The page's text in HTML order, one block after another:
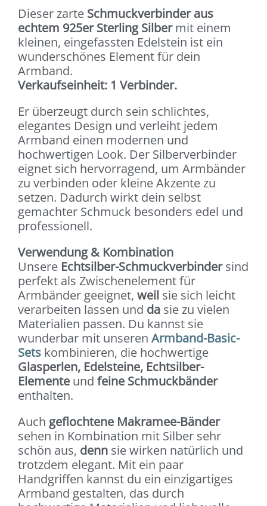
Dieser zarte Schmuckverbinder aus
echtem 925er Sterling Silbermit einem
kleinen, eingefassten Edelstein ist ein
wunderschönes Element für dein
Armband.
Verkaufseinheit: 1 Verbinder.
Er überzeugt durch sein schlichtes,
elegantes Design und verleiht jedem
Armband einen modernen und
hochwertigen Look. Der Silberverbinder
eignet sich hervorragend, um Armbänder
zu verbinden oder kleine Akzente zu
setzen. Dadurch wirkt dein selbst
gemachter Schmuck besonders edel und
professionell.
Verwendung & Kombination
Unsere Echtsilber-Schmuckverbindersind
perfekt als Zwischenelement für
Armbänder geeignet, weil sie sich leicht
verarbeiten lassen und da sie zu vielen
Materialien passen. Du kannst sie
wunderbar mit unseren Armband-Basic-
Sets kombinieren, die hochwertige
Glasperlen, Edelsteine, Echtsilber-
Elemente und feine Schmuckbänder
enthalten.
Auch geflochtene Makramee-Bänder
sehen in Kombination mit Silber sehr
schön aus, denn sie wirken natürlich und
trotzdem elegant. Mit ein paar
Handgriffen kannst du ein einzigartiges
Armband gestalten, das durch